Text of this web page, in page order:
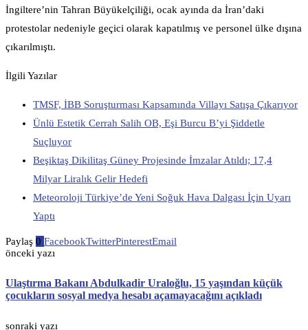
İngiltere’nin Tahran Büyükelçiliği, ocak ayında da İran’daki
protestolar nedeniyle geçici olarak kapatılmış ve personel ülke dışına
çıkarılmıştı.
İlgili Yazılar
TMSF, İBB Soruşturması Kapsamında Villayı Satışa Çıkarıyor
Ünlü Estetik Cerrah Salih OB, Eşi Burcu B’yi Şiddetle
Suçluyor
Beşiktaş Dikilitaş Güney Projesinde İmzalar Atıldı; 17,4
Milyar Liralık Gelir Hedefi
Meteoroloji Türkiye’de Yeni Soğuk Hava Dalgası İçin Uyarı
Yaptı
Paylaş 0 FacebookTwitterPinterestEmail
önceki yazı
Ulaştırma Bakanı Abdulkadir Uraloğlu, 15 yaşından küçük
çocukların sosyal medya hesabı açamayacağını açıkladı
sonraki yazı